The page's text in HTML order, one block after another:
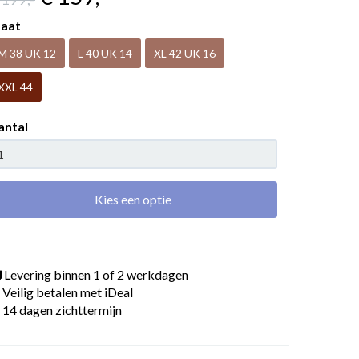
38 UK 12 L 40 UK 14 XL 42 UK 16
44
Kies een optie
Levering binnen 1 of 2 werkdagen
Veilig betalen met iDeal
14 dagen zichttermijn